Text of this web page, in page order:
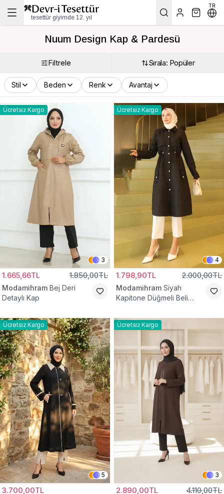
tesettür giyimde 12. yıl
TR
Nuum Design Kap & Pardesü
Filtrele Sırala: Popüler
Stil Beden Renk Avantaj
Ücretsiz Kargo
3
1.665,66TL 1.850,00TL
Modamihram Bej Deri
Detaylı Kap
Ücretsiz Kargo
4
1.798,90TL 2.000,00TL
Modamihram Siyah
Kapitone Düğmeli Beli
Ücretsiz Kargo
5
3.700,00TL
Ücretsiz Kargo
3
2.890,00TL 4.110,00TL